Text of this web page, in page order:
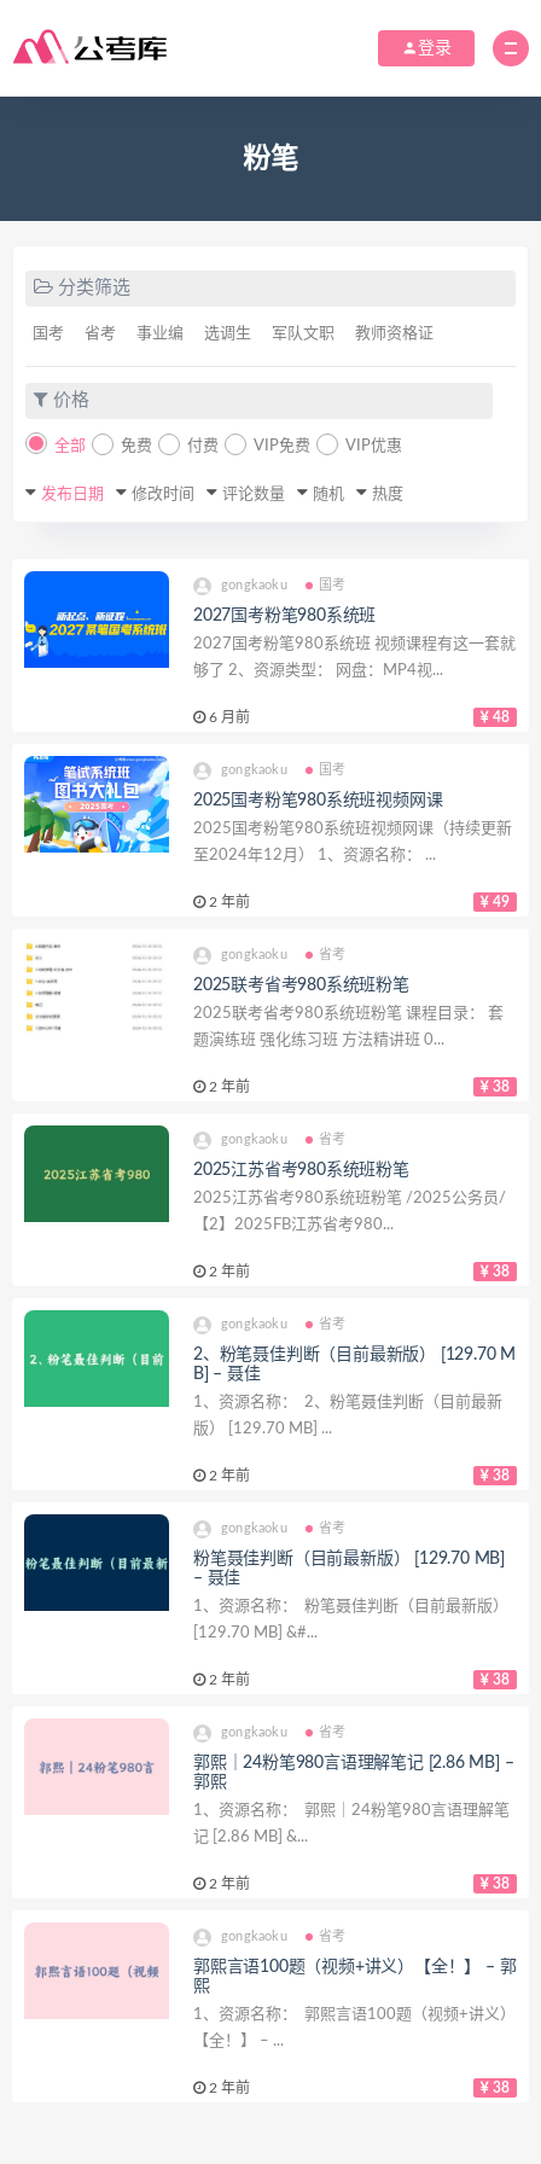
登录
粉笔
分类筛选
国考 省考 事业编 选调生 军队文职 教师资格证
价格
全部 免费 付费 VIP免费 VIP优惠
发布日期 修改时间 评论数量 随机 热度
gongkaoku 国考
2027国考粉笔980系统班
2027国考粉笔980系统班 视频课程有这一套就
够了 2、资源类型： 网盘：MP4视...
6 月前 48
gongkaoku 国考
2025国考粉笔980系统班视频网课
2025国考粉笔980系统班视频网课（持续更新
至2024年12月） 1、资源名称： ...
2 年前 49
gongkaoku 省考
2025联考省考980系统班粉笔
2025联考省考980系统班粉笔 课程目录： 套
题演练班 强化练习班 方法精讲班 0...
2 年前 38
gongkaoku 省考
2025江苏省考980系统班粉笔
2025江苏省考980系统班粉笔 /2025公务员/
【2】2025FB江苏省考980...
2 年前 38
gongkaoku 省考
2、粉笔聂佳判断（目前最新版） [129.70 M
B] – 聂佳
1、资源名称： 2、粉笔聂佳判断（目前最新
版） [129.70 MB] ...
2 年前 38
gongkaoku 省考
粉笔聂佳判断（目前最新版） [129.70 MB]
– 聂佳
1、资源名称： 粉笔聂佳判断（目前最新版）
[129.70 MB] &#...
2 年前 38
gongkaoku 省考
郭熙｜24粉笔980言语理解笔记 [2.86 MB] –
郭熙
1、资源名称： 郭熙｜24粉笔980言语理解笔
记 [2.86 MB] &...
2 年前 38
gongkaoku 省考
郭熙言语100题（视频+讲义）【全！】 – 郭
熙
1、资源名称： 郭熙言语100题（视频+讲义）
【全！】 – ...
2 年前 38